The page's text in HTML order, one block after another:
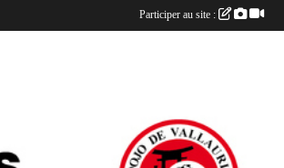
Participer au site :